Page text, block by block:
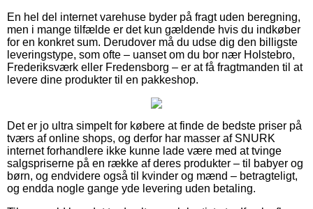
En hel del internet varehuse byder på fragt uden beregning,
men i mange tilfælde er det kun gældende hvis du indkøber
for en konkret sum. Derudover må du udse dig den billigste
leveringstype, som ofte – uanset om du bor nær Holstebro,
Frederiksværk eller Fredensborg – er at få fragtmanden til at
levere dine produkter til en pakkeshop.
Det er jo ultra simpelt for købere at finde de bedste priser på
tværs af online shops, og derfor har masser af SNURK
internet forhandlere ikke kunne lade være med at tvinge
salgspriserne på en række af deres produkter – til babyer og
børn, og endvidere også til kvinder og mænd – betragteligt,
og endda nogle gange yde levering uden betaling.